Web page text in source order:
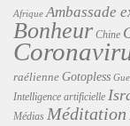
Afrique Ambassade
Bonheur Chine
raélienne Gotopless
Intelligence artificielle
Médias Méditation